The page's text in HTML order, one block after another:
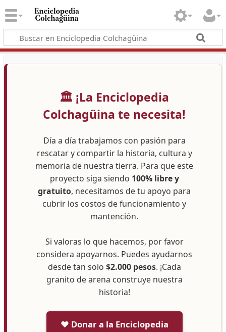
🏛️ ¡La Enciclopedia
Colchagüina te necesita!
Día a día trabajamos con pasión para
rescatar y compartir la historia, cultura y
memoria de nuestra tierra. Para que este
proyecto siga siendo 100% libre y
gratuito, necesitamos de tu apoyo para
cubrir los costos de funcionamiento y
mantención.
Si valoras lo que hacemos, por favor
considera apoyarnos. Puedes ayudarnos
desde tan solo $2.000 pesos. ¡Cada
granito de arena construye nuestra
historia!
❤️ Donar a la Enciclopedia